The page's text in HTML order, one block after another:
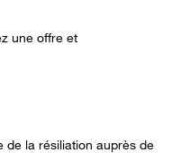
une offre et
de la résiliation auprès de